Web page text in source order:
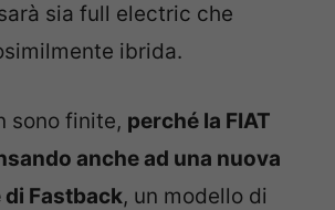
sia full electric che
ibrida.
sono finite, perché la FIAT
anche ad una nuova
Fastback, un modello di